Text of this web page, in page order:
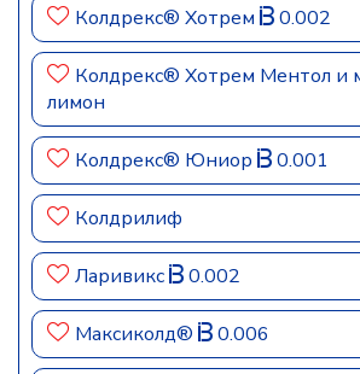
Колдрекс® Хотрем 0.002
Колдрекс® Хотрем Ментол и
лимон
Колдрекс® Юниор 0.001
Колдрилиф
Ларивикс 0.002
Максиколд® 0.006